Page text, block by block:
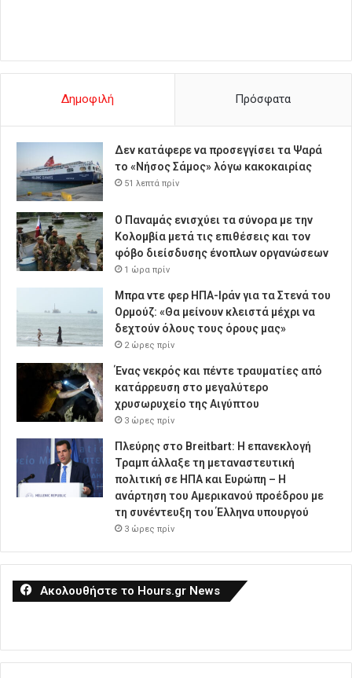
Δημοφιλή Πρόσφατα
Δεν κατάφερε να προσεγγίσει τα Ψαρά
το «Νήσος Σάμος» λόγω κακοκαιρίας
51 λεπτά πρίν
O Παναμάς ενισχύει τα σύνορα με την
Κολομβία μετά τις επιθέσεις και τον
φόβο διείσδυσης ένοπλων οργανώσεων
1 ώρα πρίν
Μπρα ντε φερ ΗΠΑ-Ιράν για τα Στενά του
Ορμούζ: «Θα μείνουν κλειστά μέχρι να
δεχτούν όλους τους όρους μας»
2 ώρες πρίν
Ένας νεκρός και πέντε τραυματίες από
κατάρρευση στο μεγαλύτερο
χρυσωρυχείο της Αιγύπτου
3 ώρες πρίν
Πλεύρης στο Breitbart: Η επανεκλογή
Τραμπ άλλαξε τη μεταναστευτική
πολιτική σε ΗΠΑ και Ευρώπη – Η
ανάρτηση του Αμερικανού προέδρου με
τη συνέντευξη του Έλληνα υπουργού
3 ώρες πρίν
Ακολουθήστε το Hours.gr News